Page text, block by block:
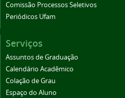
Comissão Processos Seletivos
Periódicos Ufam
Serviços
Assuntos de Graduação
Calendário Acadêmico
Colação de Grau
Espaço do Aluno